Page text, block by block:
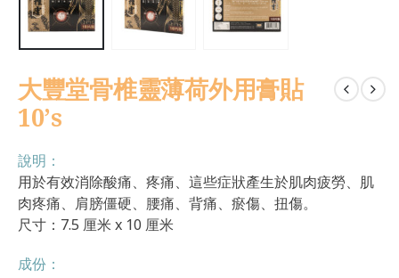
大豐堂骨椎靈薄荷外用膏貼
10’s
說明：
用於有效消除酸痛、疼痛、這些症狀產生於肌肉疲勞、肌
肉疼痛、肩膀僵硬、腰痛、背痛、瘀傷、扭傷。
尺寸：7.5 厘米 x 10 厘米
成份：